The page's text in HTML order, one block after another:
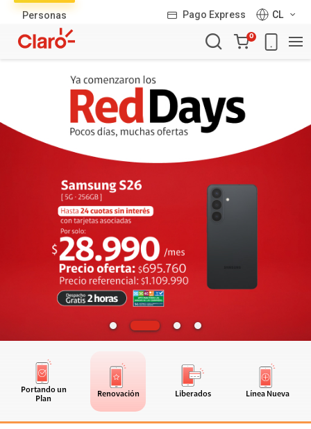
Personas Pago Express
CL
Carro
de
0
Portando un
Plan
Renovación Liberados Línea Nueva
productos